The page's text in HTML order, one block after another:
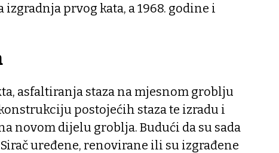
prvog kata, a 1968. godine i
asfaltiranja staza na mjesnom groblju
postojećih staza te izradu i
novom dijelu groblja. Budući da su sada
uređene, renovirane ili su izgrađene